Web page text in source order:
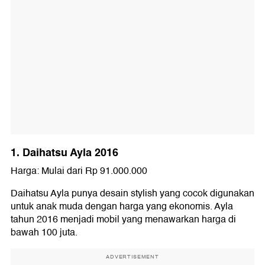
1. Daihatsu Ayla 2016
Harga: Mulai dari Rp 91.000.000
Daihatsu Ayla punya desain stylish yang cocok digunakan
untuk anak muda dengan harga yang ekonomis. Ayla
tahun 2016 menjadi mobil yang menawarkan harga di
bawah 100 juta.
ADVERTISEMENT